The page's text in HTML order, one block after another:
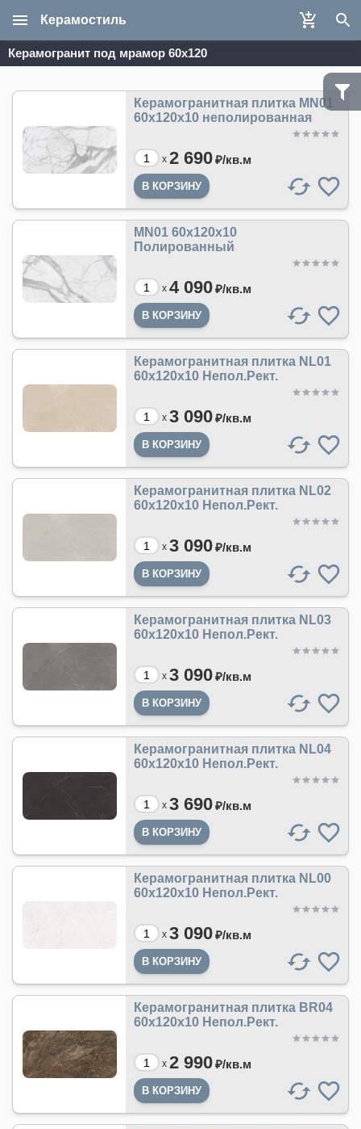
Керамостиль
Керамогранит под мрамор 60х120
Керамогранитная плитка MN01
60x120x10 неполированная
x 2 690₽/кв.м
MN01 60x120x10
Полированный
x 4 090₽/кв.м
Керамогранитная плитка NL01
60x120x10 Непол.Рект.
x 3 090₽/кв.м
Керамогранитная плитка NL02
60x120x10 Непол.Рект.
x 3 090₽/кв.м
Керамогранитная плитка NL03
60x120x10 Непол.Рект.
x 3 090₽/кв.м
Керамогранитная плитка NL04
60x120x10 Непол.Рект.
x 3 690₽/кв.м
Керамогранитная плитка NL00
60x120x10 Непол.Рект.
x 3 090₽/кв.м
Керамогранитная плитка BR04
60x120x10 Непол.Рект.
x 2 990₽/кв.м